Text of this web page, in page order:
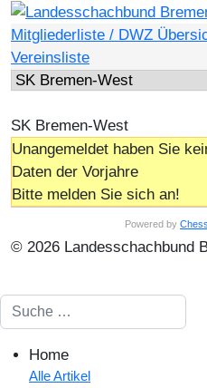
Mitgliederliste / DWZ
Vereinsliste
SK Bremen-West
Unangemeldet haben Sie
Daten der Vorjahre
Bitte melden Sie sich an!
Powered by
© 2026 Landesschachbund
Suchen
Home
Alle Artikel